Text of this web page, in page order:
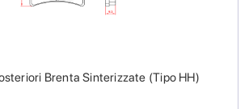
Brenta Sinterizzate (Tipo HH)